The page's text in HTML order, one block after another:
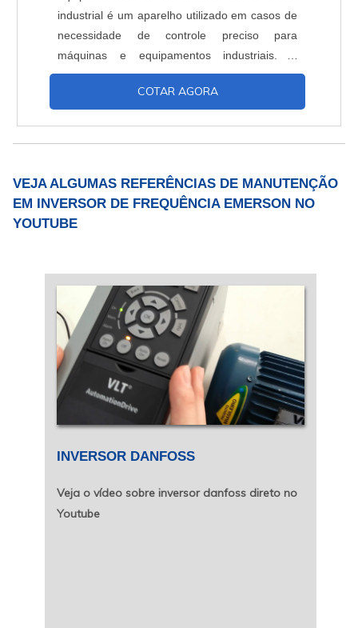
industrial é um aparelho utilizado em casos de
necessidade de controle preciso para
máquinas e equipamentos industriais. A
Confiman é uma empresa que há 15 anos
dedica-se intensamente a venda e
também oferece serviços de manutenção e
COTAR AGORA
VEJA ALGUMAS REFERÊNCIAS DE MANUTENÇÃO
EM INVERSOR DE FREQUÊNCIA EMERSON NO
YOUTUBE
INVERSOR DANFOSS
Veja o vídeo sobre inversor danfoss direto no
Youtube